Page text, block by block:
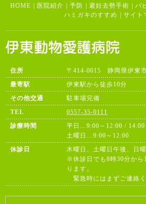
HOME | 医院紹介 | 予防 | 避妊去勢手術 | パ
ハミガキのすすめ | サイト
住所
〒414-0015 静岡県伊東
最寄駅
伊東駅から徒歩10分
その他交通
駐車場完備
TEL
0557-35-0111
診療時間
平日…9:00～12:00 / 14:00
土曜日…9:00～12:00
休診日
木曜日、土曜日午後、日
※休診日でも8時30分から
ります。
緊急時にはまずご連絡く